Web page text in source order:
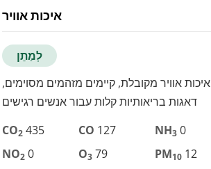
איכות אוויר
לְמַתֵן
איכות אוויר מקובלת, קיימים מזהמים מסוימים,
דאגות בריאותיות קלות עבור אנשים רגישים
CO2 435 CO 127 NH3 0
NO2 0 O3 79 PM10 12